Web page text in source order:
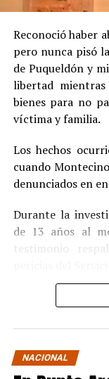
Reconoció haber
pero nunca pisó
de Puqueldón y
libertad
bienes para no
víctima y familia.
Los hechos
cuando
denunciados en
Durante la
de 13 años al
testimonio
Ante la
aceptó los
La condena y el
NACIONAL